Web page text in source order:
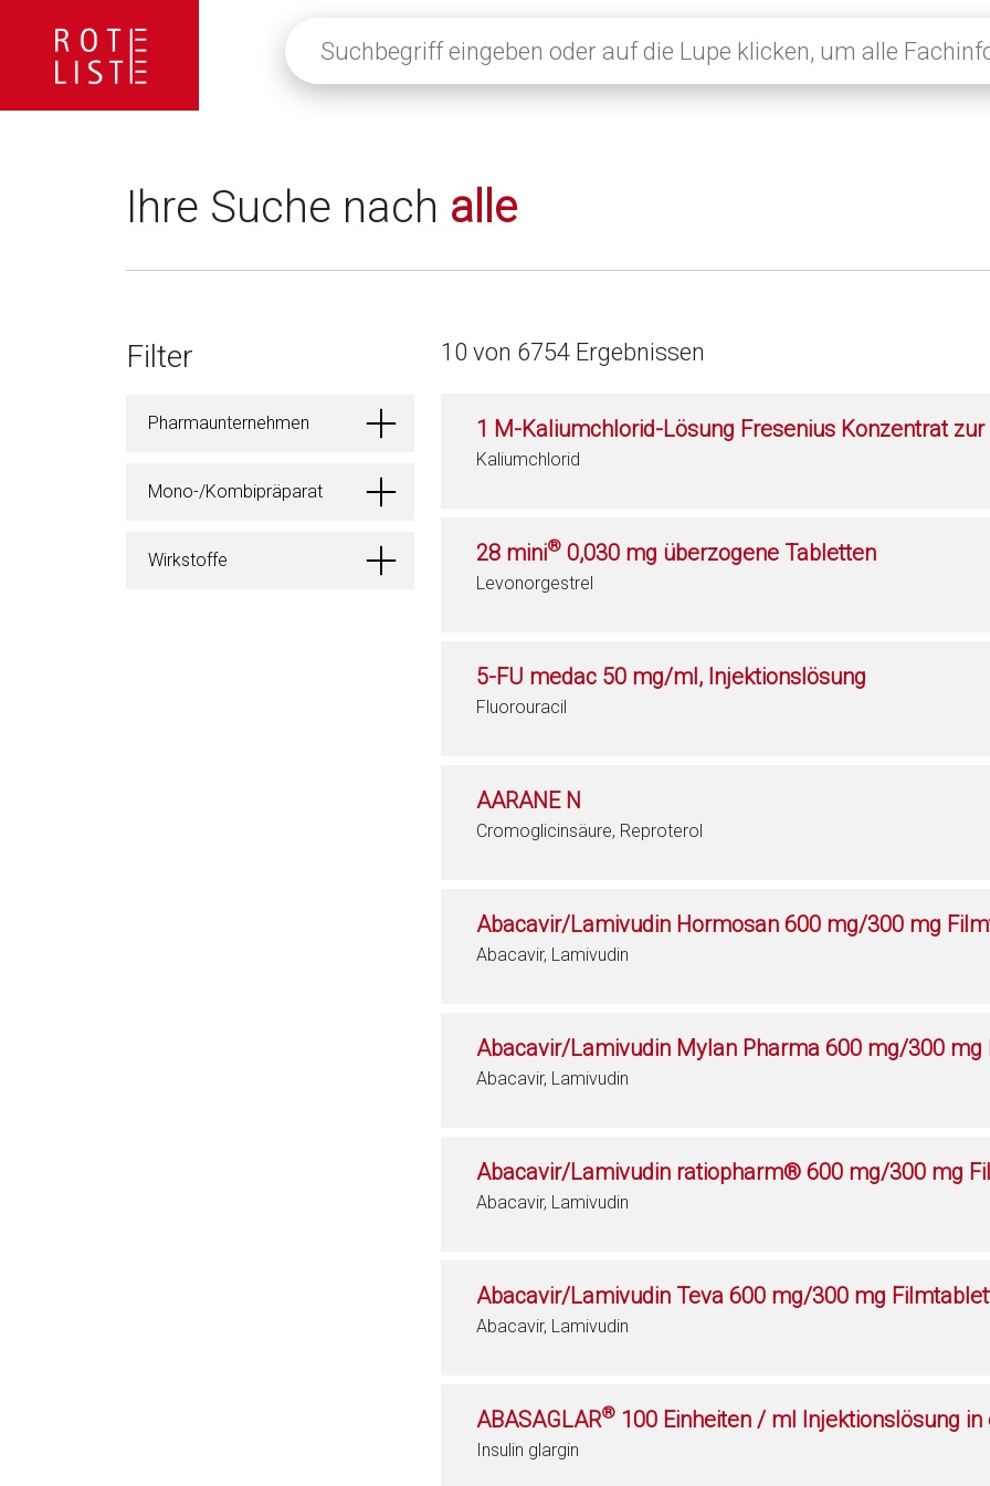
eingeben
oder
klicken,
Fachinformationen
Ihre Suche nach alle
Filter
Pharmaunternehmen
Mono-/Kombipräparat
Wirkstoffe
10 von 6754 Ergebnissen
1 M-Kaliumchlorid-Lösung Fresenius Konzentrat
Kaliumchlorid
28 mini® 0,030 mg überzogene Tabletten
Levonorgestrel
5-FU medac 50 mg/ml, Injektionslösung
Fluorouracil
AARANE N
Cromoglicinsäure, Reproterol
Abacavir/Lamivudin Hormosan 600 mg/300 mg
Abacavir, Lamivudin
Abacavir/Lamivudin Mylan Pharma 600 mg/300 mg
Abacavir, Lamivudin
Abacavir/Lamivudin ratiopharm® 600 mg/300 mg
Abacavir, Lamivudin
Abacavir/Lamivudin Teva 600 mg/300 mg
Abacavir, Lamivudin
ABASAGLAR® 100 Einheiten / ml Injektionslösung
Insulin glargin